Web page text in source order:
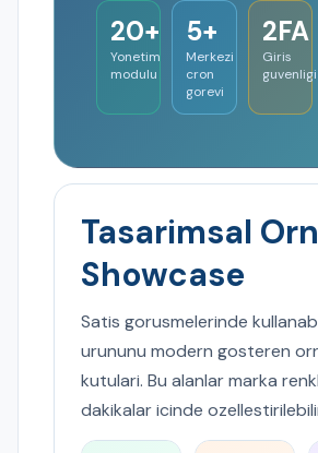
20+
Yonetim
modulu
5+
Merkezi
cron
gorevi
2FA
Giris
guvenligi
Tasarimsal
Showcase
Satis gorusmelerinde
urununu modern gosteren
kutulari. Bu alanlar marka
dakikalar icinde